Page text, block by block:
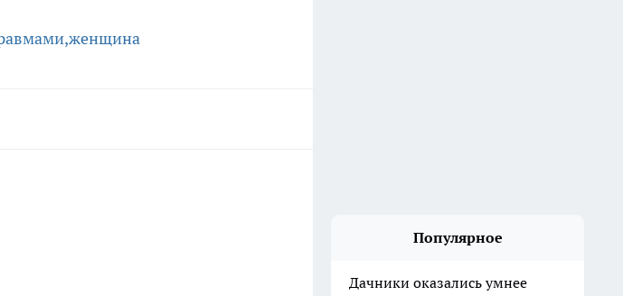
женщина
Популярное
Дачники оказались умнее